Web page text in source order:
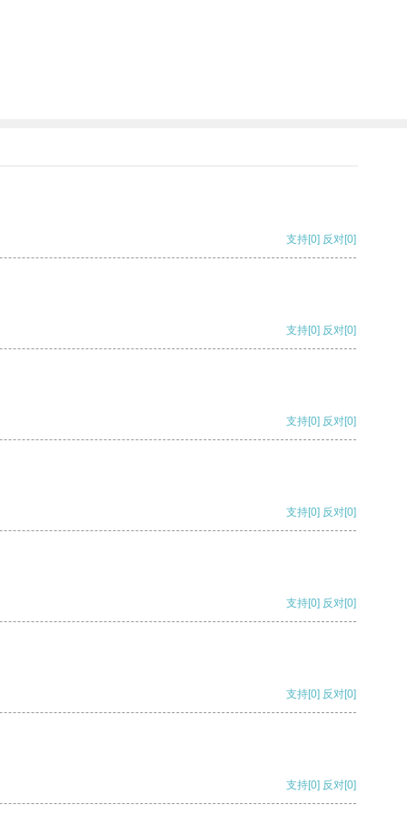
支持[0] 反对[0]
支持[0] 反对[0]
支持[0] 反对[0]
支持[0] 反对[0]
支持[0] 反对[0]
支持[0] 反对[0]
支持[0] 反对[0]